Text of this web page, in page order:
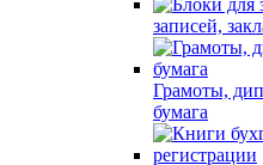
записей,
Грамоты,
бумага